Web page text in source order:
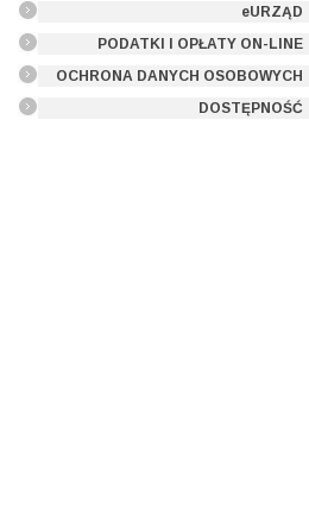
eURZĄD
PODATKI I OPŁATY ON-LINE
OCHRONA DANYCH OSOBOWYCH
DOSTĘPNOŚĆ